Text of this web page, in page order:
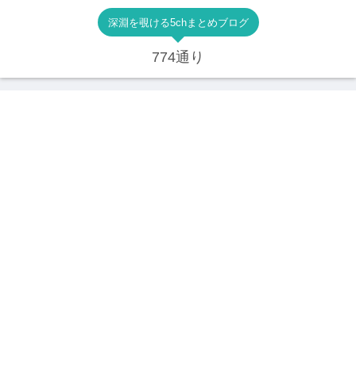
深淵を覗ける5chまとめブログ
774通り